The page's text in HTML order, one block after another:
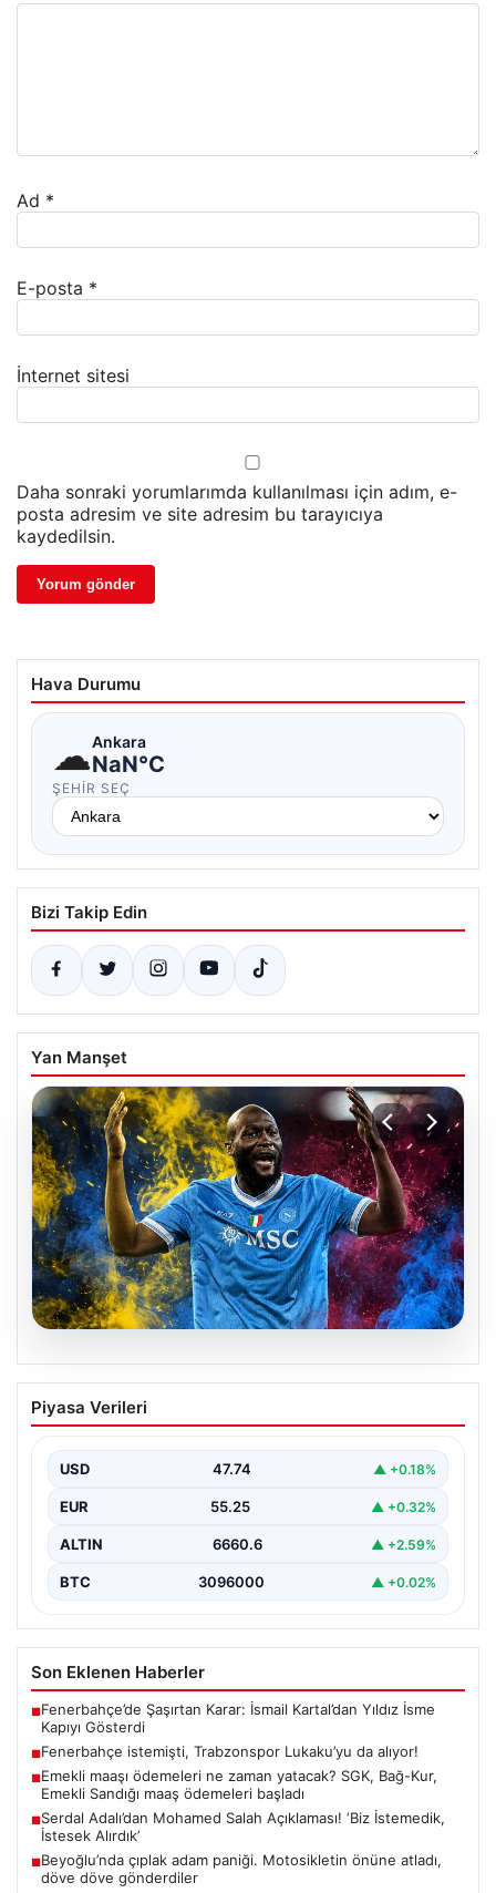
Ad *
E-posta *
İnternet sitesi
Daha sonraki yorumlarımda kullanılması için adım, e-
posta adresim ve site adresim bu tarayıcıya
kaydedilsin.
Hava Durumu
☁Ankara
NaN°C
ŞEHIR SEÇ
Bizi Takip Edin
Yan Manşet
07.08.2026
Fenerbahçe istemişti, Trabzonspor
Lukaku’yu da alıyor!
Piyasa Verileri
USD 47.74 ▲ +0.18%
EUR 55.25 ▲ +0.32%
ALTIN 6660.6 ▲ +2.59%
BTC 3096000 ▲ +0.02%
Son Eklenen Haberler
■Fenerbahçe’de Şaşırtan Karar: İsmail Kartal’dan Yıldız İsme
Kapıyı Gösterdi
■Fenerbahçe istemişti, Trabzonspor Lukaku’yu da alıyor!
■Emekli maaşı ödemeleri ne zaman yatacak? SGK, Bağ-Kur,
Emekli Sandığı maaş ödemeleri başladı
■Serdal Adalı’dan Mohamed Salah Açıklaması! ‘Biz İstemedik,
İstesek Alırdık’
■Beyoğlu’nda çıplak adam paniği. Motosikletin önüne atladı,
döve döve gönderdiler